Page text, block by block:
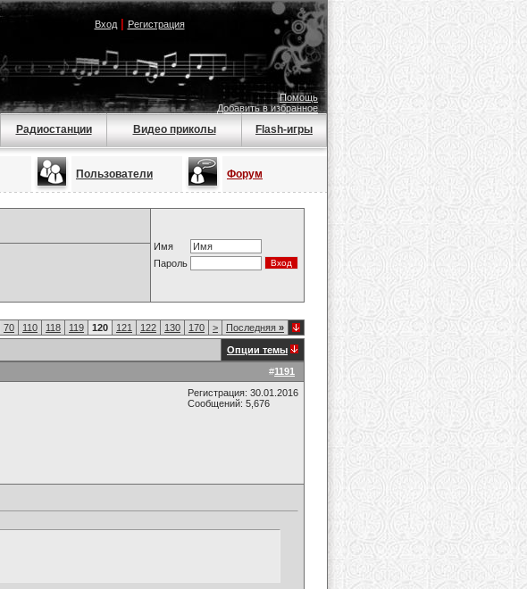
Вход| Регистрация
Помощь
Добавить в избранное
Радиостанции Видео приколы Flash-игры
Пользователи Форум
Имя
Пароль
70 110 118 119 120 121 122 130 170 > Последняя »
Опции темы
#1191
Регистрация: 30.01.2016
Сообщений: 5,676